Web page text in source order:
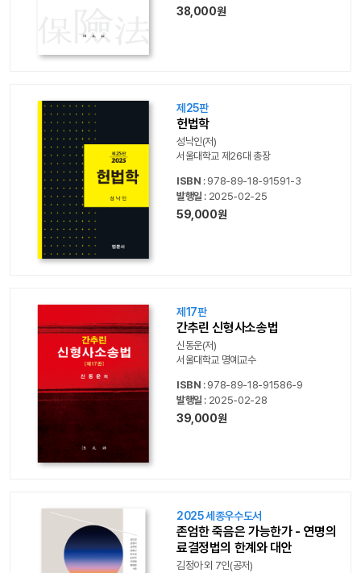
38,000원
제25판
헌법학
성낙인(저)
서울대학교 제26대 총장
ISBN : 978-89-18-91591-3
발행일 : 2025-02-25
59,000원
제17판
간추린 신형사소송법
신동운(저)
서울대학교 명예교수
ISBN : 978-89-18-91586-9
발행일 : 2025-02-28
39,000원
2025 세종우수도서
존엄한 죽음은 가능한가 - 연명의
료결정법의 한계와 대안
김정아 외 7인(공저)